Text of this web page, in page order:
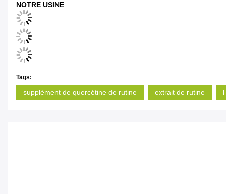
NOTRE USINE
Tags:
supplément de quercétine de rutine extrait de rutine